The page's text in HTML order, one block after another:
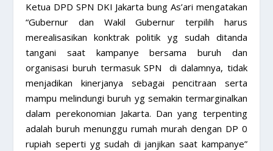
Ketua DPD SPN DKI Jakarta bung As’ari mengatakan
“Gubernur dan Wakil Gubernur terpilih harus
merealisasikan konktrak politik yg sudah ditanda
tangani saat kampanye bersama buruh dan
organisasi buruh termasuk SPN di dalamnya, tidak
menjadikan kinerjanya sebagai pencitraan serta
mampu melindungi buruh yg semakin termarginalkan
dalam perekonomian Jakarta. Dan yang terpenting
adalah buruh menunggu rumah murah dengan DP 0
rupiah seperti yg sudah di janjikan saat kampanye”